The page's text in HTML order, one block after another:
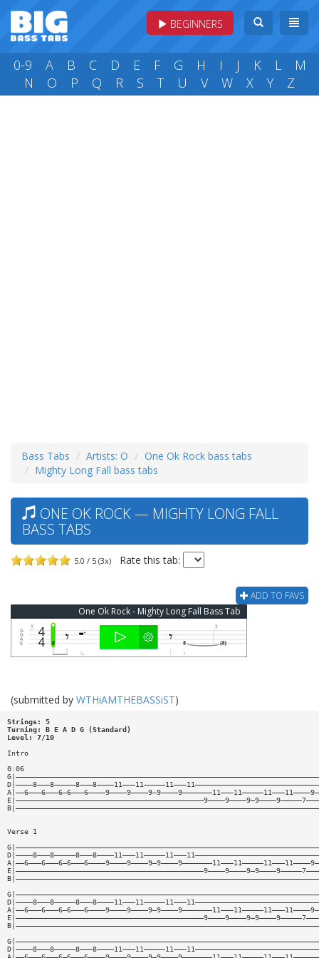
BEGINNERS
0-9 A B C D E F G H I J K L
M
N
O P Q R S T U V W X Y Z
Bass Tabs Artists: O
One Ok Rock bass tabs
Mighty Long Fall bass tabs
ONE OK ROCK — MIGHTY LONG FALL
BASS TABS
5.0 / 5 (3x) Rate this tab:
ADD TO FAVS
One Ok Rock - Mighty Long Fall Bass Tab
(submitted by WTHiAMTHEBASSiST)
Strings: 5
Turning: B E A D G (Standard)
Level: 7/10
Intro
0:06
Verse 1